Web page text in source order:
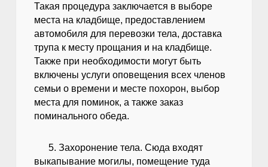
Такая процедура заключается в выборе
места на кладбище, предоставлением
автомобиля для перевозки тела, доставка
трупа к месту прощания и на кладбище.
Также при необходимости могут быть
включены услуги оповещения всех членов
семьи о времени и месте похорон, выбор
места для поминок, а также заказ
поминального обеда.
5. Захоронение тела. Сюда входят
выкапывание могилы, помещение туда